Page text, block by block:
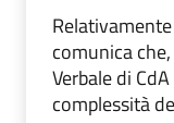
comunica
Verbale di
complessità